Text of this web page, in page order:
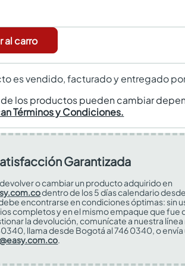
al carro
es vendido, facturado y entregado
los productos pueden cambiar
Términos y Condiciones.
Garantizada
o cambiar un producto adquirido en
dentro de los 5 días calendario
encontrarse en condiciones óptimas: sin
completos y en el mismo empaque que fue
la devolución, comunícate a nuestra línea
llama desde Bogotá al 746 0340, o envía
.